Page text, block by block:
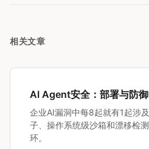
相关文章
AI Agent安全：部署与防
企业AI漏洞中每8起就有1起涉
子、操作系统级沙箱和漂移检
环。